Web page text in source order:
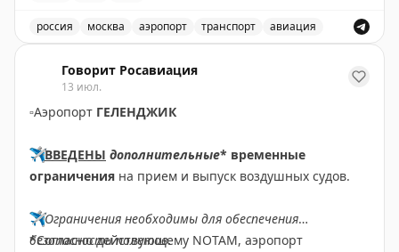
✈️ Говорит Росавиация| MAX
россия москва аэропорт транспорт авиация
Говорит Росавиация
13 июл.
▫️Аэропорт ГЕЛЕНДЖИК
✈️ВВЕДЕНЫ дополнительные* временные
ограничения на прием и выпуск воздушных судов.
✈️Ограничения необходимы для обеспечения
безопасности полетов.
*Согласно действующему NOTAM, аэропорт